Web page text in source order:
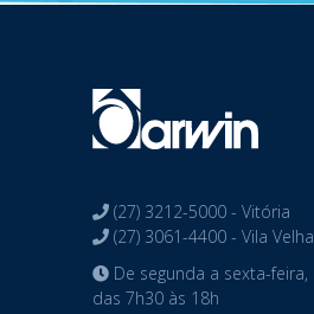
(27) 3212-5000 - Vitória
(27) 3061-4400 - Vila Velha
De segunda a sexta-feira,
das 7h30 às 18h